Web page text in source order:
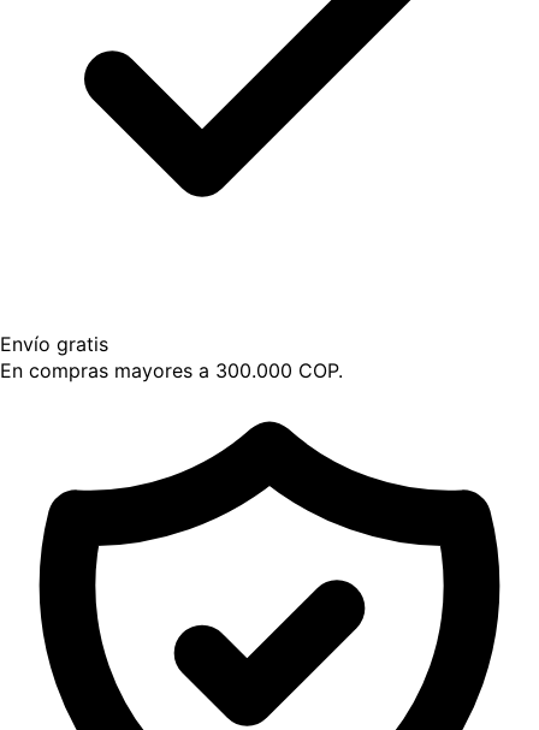
Envío gratis
En compras mayores a 300.000 COP.